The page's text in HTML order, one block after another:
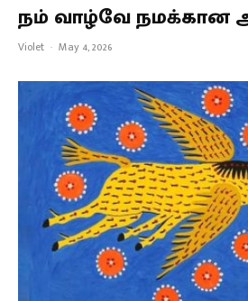
நம் வாழ்வே நமக்கான
Violet · May 4, 2026